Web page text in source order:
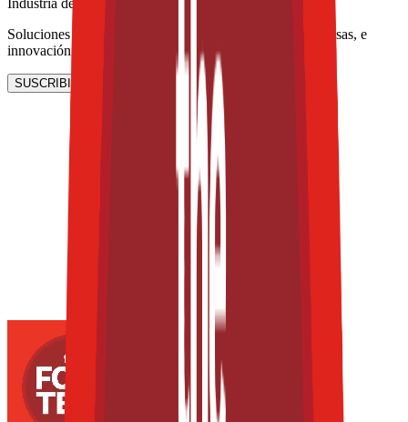
Industria de Lácteos
Soluciones lácteas, estrategias para reducir azúcares y grasas, e
innovación en leches y quesos alternativos.
SUSCRIBIRME AHORA